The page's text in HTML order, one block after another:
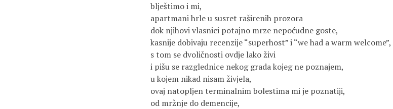
blještimo i mi,
apartmani hrle u susret raširenih prozora
dok njihovi vlasnici potajno mrze nepoćudne goste,
kasnije dobivaju recenzije “superhost” i “we had a warm welcome”,
s tom se dvoličnosti ovdje lako živi
i pišu se razglednice nekog grada kojeg ne poznajem,
u kojem nikad nisam živjela,
ovaj natopljen terminalnim bolestima mi je poznatiji,
od mržnje do demencije,